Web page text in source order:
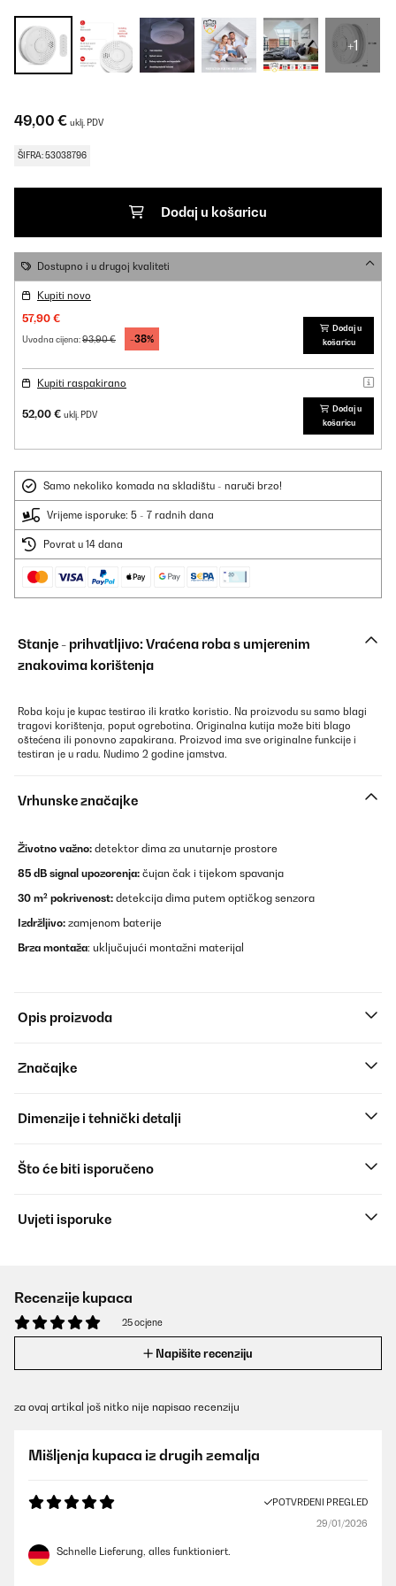
+1
49,00 € uklj. PDV
ŠIFRA: 53038796
Dodaj u košaricu
Dostupno i u drugoj kvaliteti
Kupiti novo
57,90 €
Uvodna cijena:93,90 € -38%
Dodaj u
košaricu
Kupiti raspakirano
52,00 € uklj. PDV
Dodaj u
košaricu
Samo nekoliko komada na skladištu - naruči brzo!
Vrijeme isporuke: 5 - 7 radnih dana
Povrat u 14 dana
Stanje - prihvatljivo: Vraćena roba s umjerenim
znakovima korištenja
Roba koju je kupac testirao ili kratko koristio. Na proizvodu su samo blagi
tragovi korištenja, poput ogrebotina. Originalna kutija može biti blago
oštećena ili ponovno zapakirana. Proizvod ima sve originalne funkcije i
testiran je u radu. Nudimo 2 godine jamstva.
Vrhunske značajke
Životno važno: detektor dima za unutarnje prostore
85 dB signal upozorenja: čujan čak i tijekom spavanja
30 m² pokrivenost: detekcija dima putem optičkog senzora
Izdržljivo: zamjenom baterije
Brza montaža: uključujući montažni materijal
Opis proizvoda
Značajke
Dimenzije i tehnički detalji
Što će biti isporučeno
Uvjeti isporuke
Recenzije kupaca
25 ocjene
Napišite recenziju
za ovaj artikal još nitko nije napisao recenziju
Mišljenja kupaca iz drugih zemalja
POTVRĐENI PREGLED
29/01/2026
Schnelle Lieferung, alles funktioniert.